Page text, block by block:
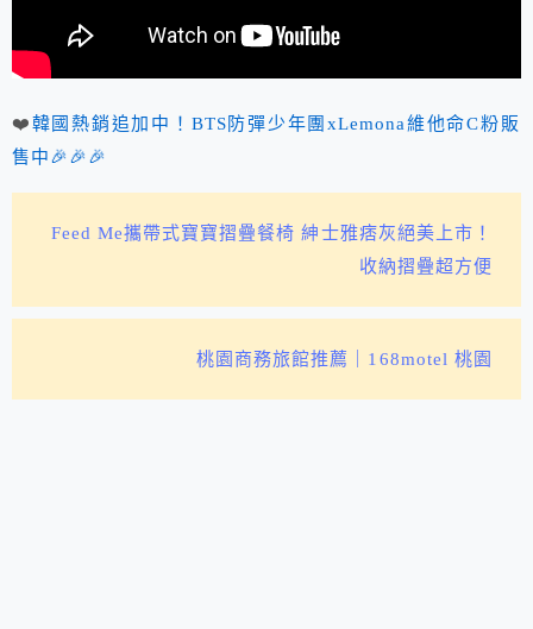
❤️韓國熱銷追加中！BTS防彈少年團xLemona維他命C粉販
售中🎉🎉🎉
Feed Me攜帶式寶寶摺疊餐椅 紳士雅痞灰絕美上市！
收納摺疊超方便
桃園商務旅館推薦｜168motel 桃園